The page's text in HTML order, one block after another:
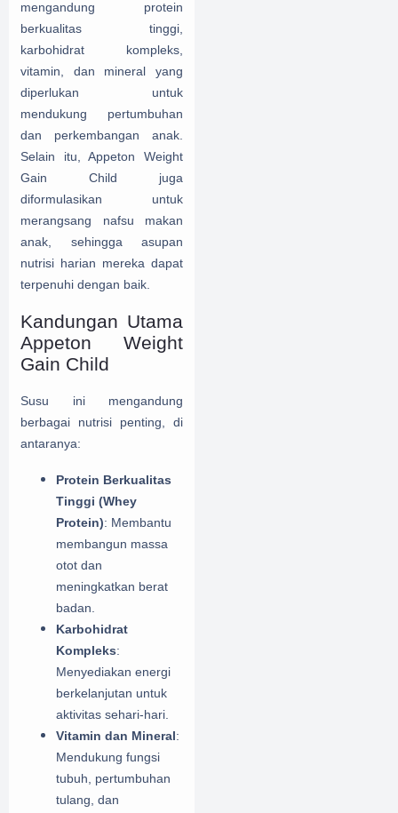
mengandung protein
berkualitas tinggi,
karbohidrat kompleks,
vitamin, dan mineral yang
diperlukan untuk
mendukung pertumbuhan
dan perkembangan anak.
Selain itu, Appeton Weight
Gain Child juga
diformulasikan untuk
merangsang nafsu makan
anak, sehingga asupan
nutrisi harian mereka dapat
terpenuhi dengan baik.
Kandungan Utama
Appeton Weight
Gain Child
Susu ini mengandung
berbagai nutrisi penting, di
antaranya:
Protein Berkualitas
Tinggi (Whey
Protein): Membantu
membangun massa
otot dan
meningkatkan berat
badan.
Karbohidrat
Kompleks:
Menyediakan energi
berkelanjutan untuk
aktivitas sehari-hari.
Vitamin dan Mineral:
Mendukung fungsi
tubuh, pertumbuhan
tulang, dan